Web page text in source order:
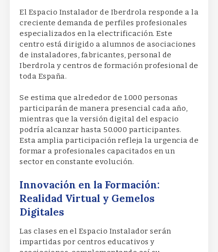
El Espacio Instalador de Iberdrola responde a la
creciente demanda de perfiles profesionales
especializados en la electrificación. Este
centro está dirigido a alumnos de asociaciones
de instaladores, fabricantes, personal de
Iberdrola y centros de formación profesional de
toda España.
Se estima que alrededor de 1.000 personas
participarán de manera presencial cada año,
mientras que la versión digital del espacio
podría alcanzar hasta 50.000 participantes.
Esta amplia participación refleja la urgencia de
formar a profesionales capacitados en un
sector en constante evolución.
Innovación en la Formación:
Realidad Virtual y Gemelos
Digitales
Las clases en el Espacio Instalador serán
impartidas por centros educativos y